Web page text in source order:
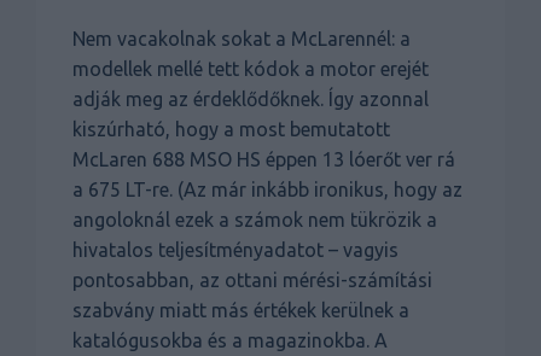
Nem vacakolnak sokat a McLarennél: a
modellek mellé tett kódok a motor erejét
adják meg az érdeklődőknek. Így azonnal
kiszúrható, hogy a most bemutatott
McLaren 688 MSO HS éppen 13 lóerőt ver rá
a 675 LT-re. (Az már inkább ironikus, hogy az
angoloknál ezek a számok nem tükrözik a
hivatalos teljesítményadatot – vagyis
pontosabban, az ottani mérési-számítási
szabvány miatt más értékek kerülnek a
katalógusokba és a magazinokba. A